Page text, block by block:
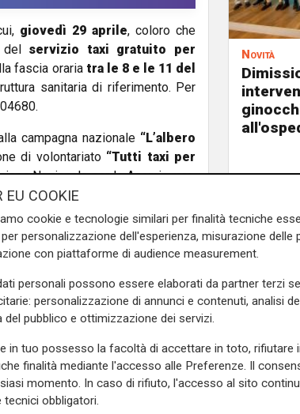
giovedì 29 aprile, coloro che
del servizio taxi gratuito per
fascia oraria tra le 8 e le 11 del
sanitaria di riferimento. Per
campagna nazionale “L’albero
di volontariato “Tutti taxi per
Nazionale per le Anemie rare,
di sangue, unica cura
alternative” spiega
Raffaele
per la tutela degli emofiliaci e del
Massimiliano Antonello e
di Tutti taxi per amore.
prontamente all’iniziativa
spirito di servizio e solidarietà
Centanaro, presidente della
Novità
EU COOKIE
cookie e tecnologie similari per finalità tecniche
personalizzazione dell'esperienza, misurazione delle
con piattaforme di audience measurement.
personali possono essere elaborati da partner terzi
personalizzazione di annunci e contenuti, analisi
del pubblico e ottimizzazione dei servizi.
in tuo possesso la facoltà di accettare in toto, rifiutare
finalità mediante l'accesso alle Preferenze. Il
momento. In caso di rifiuto, l'accesso al sito
tecnici obbligatori.